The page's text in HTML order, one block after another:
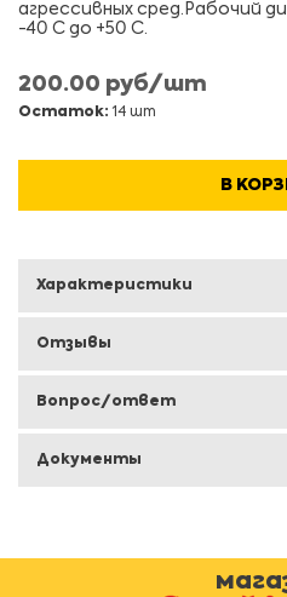
агрессивных сред.Рабочий
-40 С до +50 С.
200.00 руб/шт
Остаток: 14 шт
В
Характеристики
Отзывы
Вопрос/ответ
Документы